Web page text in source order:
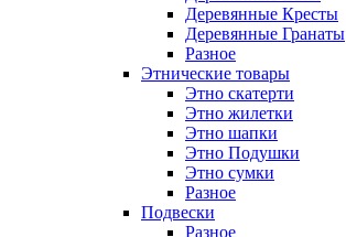
Деревянные Кресты
Деревянные Гранаты
Разное
Этнические товары
Этно скатерти
Этно жилетки
Этно шапки
Этно Подушки
Этно сумки
Разное
Подвески
Разное